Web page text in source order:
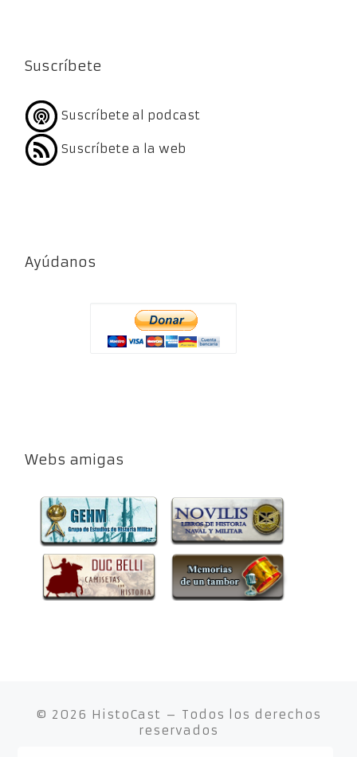
Suscríbete
Suscríbete al podcast
Suscríbete a la web
Ayúdanos
Webs amigas
© 2026 HistoCast – Todos los derechos
reservados